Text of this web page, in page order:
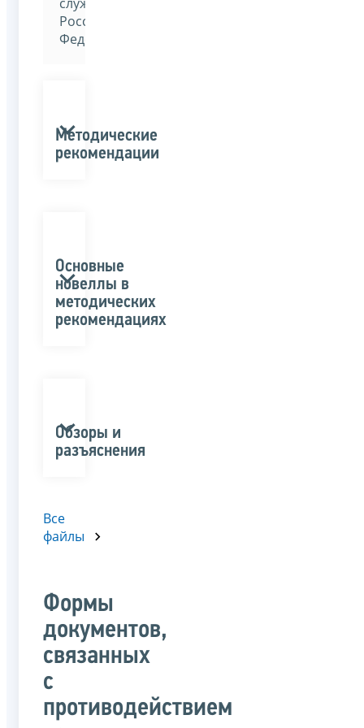
Российской
Федерации»
Методические
рекомендации
Основные
новеллы в
методических
рекомендациях
Обзоры и
разъяснения
Все
файлы
Формы
документов,
связанных
с
противодействием